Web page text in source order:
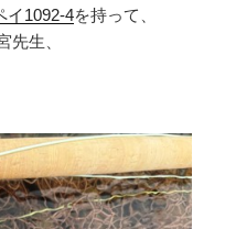
イ1092-4を持って、
先生、